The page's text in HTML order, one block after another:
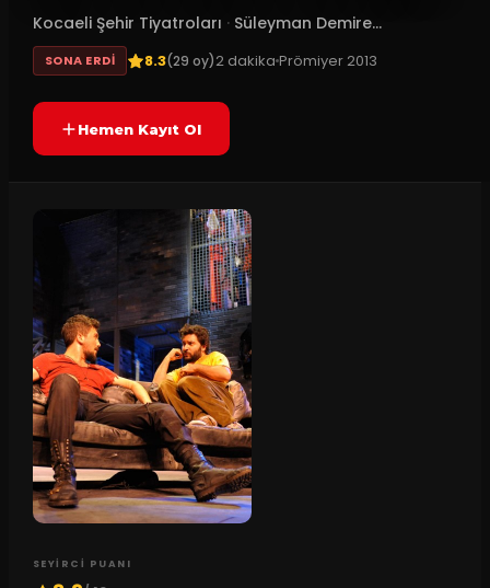
Kocaeli Şehir Tiyatroları · Süleyman Demire...
SONA ERDI 8.3(29 oy)2 dakikaPrömiyer 2013
Hemen Kayıt Ol
SEYIRCI PUANI